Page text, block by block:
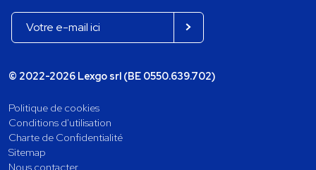
© 2022-2026 Lexgo srl (BE 0550.639.702)
Politique de cookies
Conditions d'utilisation
Charte de Confidentialité
Sitemap
Nous contacter